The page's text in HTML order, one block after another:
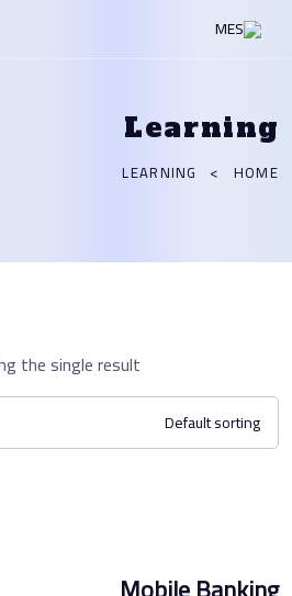
Learning
HOME
LEARNING
the single result